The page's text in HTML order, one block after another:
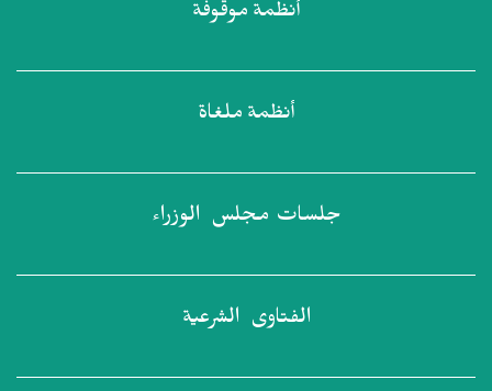
أنظمة موقوفة
أنظمة ملغاة
جلسات مجلس الوزراء
الفتاوى الشرعية